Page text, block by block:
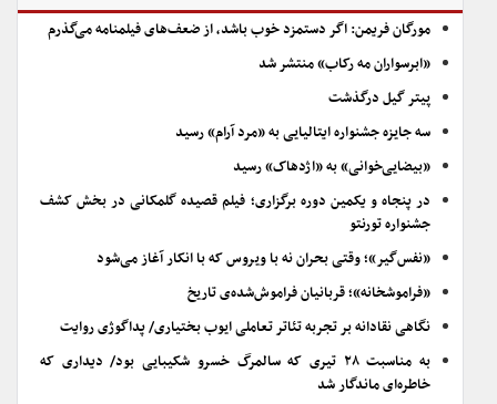
مورگان فریمن: اگر دستمزد خوب باشد، از ضعف‌های فیلمنامه می‌گذرم
«ابرسواران مه رکاب» منتشر شد
پیتر گیل درگذشت
سه جایزه جشنواره ایتالیایی به «مرد آرام» رسید
«بیضایی‌خوانی» به «اژدهاک» رسید
در پنجاه و یکمین دوره برگزاری؛ فیلم قصیده گلمکانی در بخش کشف
جشنواره تورنتو
«نفس‌گیر»؛ وقتی بحران نه با ویروس که با انکار آغاز می‌شود
«فراموشخانه»؛ قربانیان فراموش‌شده‌ی تاریخ
نگاهی نقادانه بر تجربه تئاتر تعاملی ایوب بختیاری/ پداگوژی روایت
به مناسبت ۲۸ تیری که سالمرگ خسرو شکیبایی بود/ دیداری که
خاطره‌ای ماندگار شد